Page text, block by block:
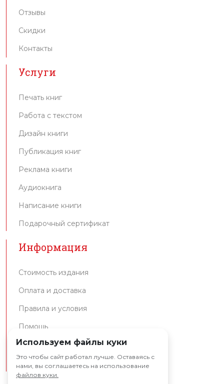
Отзывы
Скидки
Контакты
Услуги
Печать книг
Работа с текстом
Дизайн книги
Публикация книг
Реклама книги
Аудиокнига
Написание книги
Подарочный сертификат
Информация
Стоимость издания
Оплата и доставка
Правила и условия
Помощь
Интеграция API
Используем файлы куки
Это чтобы сайт работал лучше. Оставаясь с
нами, вы соглашаетесь на использование
файлов куки.